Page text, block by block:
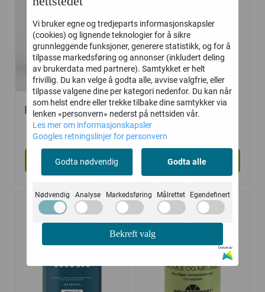
Ruis Selolje olimar
250 ml
299,-
Kjøp
Solaray Mega B-
Kjøp
Vi bruker egne og tredjeparts informasjonskapsler
(cookies) og lignende teknologier for å sikre
grunnleggende funksjoner, generere statistikk, og for å
tilpasse markedsføring og annonser (inkludert deling
av brukerdata med partnere). Samtykket er helt
frivillig. Du kan velge å godta alle, avvise valgfrie, eller
tilpasse valgene dine per kategori nedenfor. Du kan når
som helst endre eller trekke tilbake dine samtykker via
lenken «personvern» nederst på nettsiden vår.
Les mer om informasjonskapsler
Googles retningslinjer for personvern
Godta nødvendig Godta alle
Nødvendig Analyse Markedsføring Målrettet Egendefinert
Bekreft valg
Drevet av